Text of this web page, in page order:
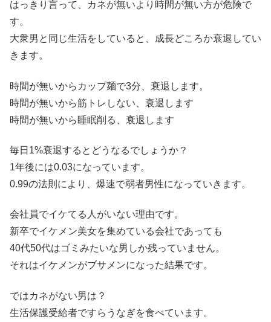
はっきり言って、カネが無いより時間が無い方が危険で
す。
大衆男と同じ生活をしていると、成長どころか衰退してい
きます。
時間が無いからカップ麺で3分、衰退します。
時間が無いから筋トレしない、衰退します
時間が無いから睡眠削る、衰退します
毎日1%衰退するとどうなるでしょうか？
1年後には0.03になっています。
0.99の法則により、爆速で弱者男性になっていきます。
会社員でイケてる人がいない理由です。
新卒でイケメン美女を集めている会社であっても
40代50代はゴミみたいな男しか残っていません。
それはイケメンがブサメンになった結果です。
ではカネがない男は？
生活保護受給者ですらうなぎを食べています。